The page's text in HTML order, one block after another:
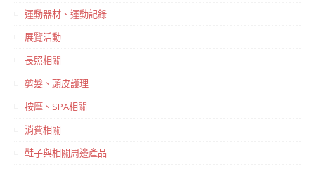
運動器材、運動記錄
展覽活動
長照相關
剪髮、頭皮護理
按摩、SPA相關
消費相關
鞋子與相關周邊產品